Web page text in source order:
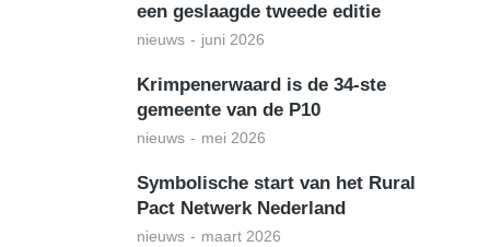
een geslaagde tweede editie
nieuws juni 2026
Krimpenerwaard is de 34-ste
gemeente van de P10
nieuws mei 2026
Symbolische start van het Rural
Pact Netwerk Nederland
nieuws maart 2026